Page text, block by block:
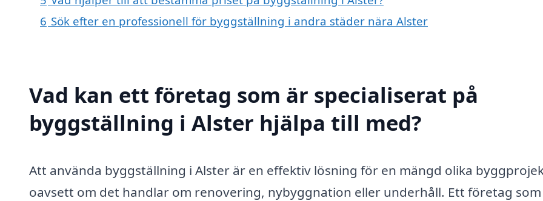
6 Sök efter en professionell för byggställning i andra städer nära Alster
Vad kan ett företag som är specialiserat på
byggställning i Alster hjälpa till med?
Att använda byggställning i Alster är en effektiv lösning för en mängd olika
oavsett om det handlar om renovering, nybyggnation eller underhåll. Ett företag